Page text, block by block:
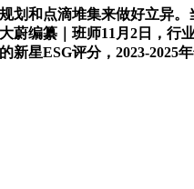
和点滴堆集来做好立异。
蔚编纂｜班师11月2日，
新星ESG评分，2023-